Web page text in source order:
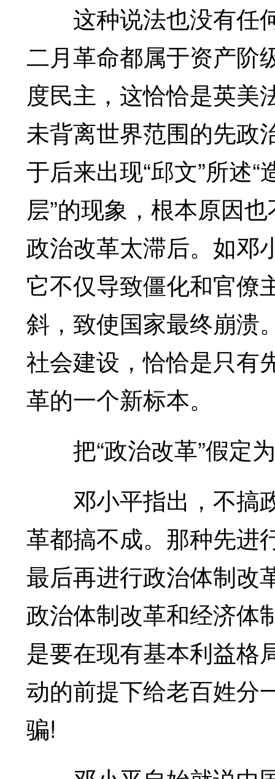
这种说法也没有任
二月革命都属于资产阶
度民主，这恰恰是英美
未背离世界范围的先政
于后来出现“邱文”所述
层”的现象，根本原因
政治改革太滞后。如邓
它不仅导致僵化和官僚
斜，致使国家最终崩溃
社会建设，恰恰是只有
革的一个新标本。
把“政治改革”假定
邓小平指出，不搞
革都搞不成。那种先进
最后再进行政治体制改
政治体制改革和经济体
是要在现有基本利益格
动的前提下给老百姓分
骗!